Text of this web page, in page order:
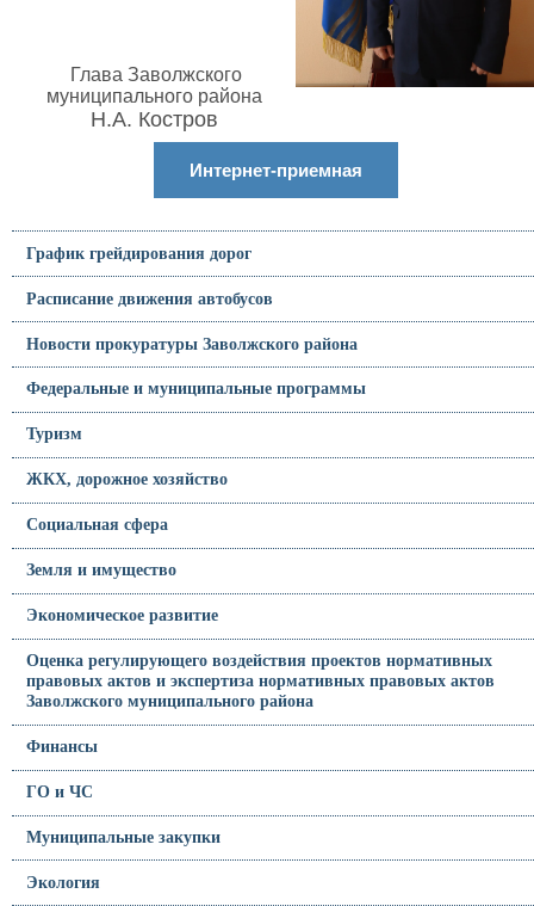
Глава Заволжского
муниципального района
Н.А. Костров
Интернет-приемная
График грейдирования дорог
Расписание движения автобусов
Новости прокуратуры Заволжского района
Федеральные и муниципальные программы
Туризм
ЖКХ, дорожное хозяйство
Социальная сфера
Земля и имущество
Экономическое развитие
Оценка регулирующего воздействия проектов нормативных
правовых актов и экспертиза нормативных правовых актов
Заволжского муниципального района
Финансы
ГО и ЧС
Муниципальные закупки
Экология